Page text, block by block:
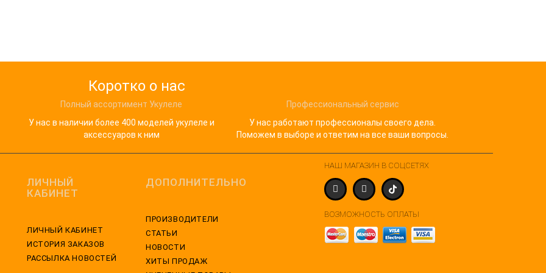
Коротко о нас
Полный ассортимент Укулеле
У нас в наличии более 400 моделей укулеле и
аксессуаров к ним
Профессиональный сервис
У нас работают профессионалы своего дела.
Поможем в выборе и ответим на все ваши вопросы.
ЛИЧНЫЙ
КАБИНЕТ
ЛИЧНЫЙ КАБИНЕТ
ИСТОРИЯ ЗАКАЗОВ
РАССЫЛКА НОВОСТЕЙ
ДОПОЛНИТЕЛЬНО
ПРОИЗВОДИТЕЛИ
СТАТЬИ
НОВОСТИ
ХИТЫ ПРОДАЖ
НАШ МАГАЗИН В СОЦСЕТЯХ
ВОЗМОЖНОСТЬ ОПЛАТЫ